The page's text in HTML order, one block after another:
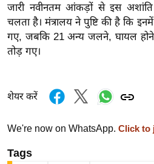
न्यू
ज
ब्री
फ
नो
ज
ज
जारी नवीनतम आंकड़ों से इस
चलता है। मंत्रालय ने पुष्टि की है कि
गए, जबकि 21 अन्य जलने, घायल
तोड़ गए।
शेयर करें
We're now on WhatsApp. Click to
Tags